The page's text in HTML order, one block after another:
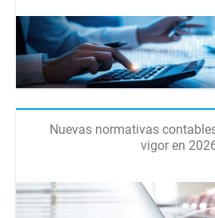
Nuevas normativas
vigor en